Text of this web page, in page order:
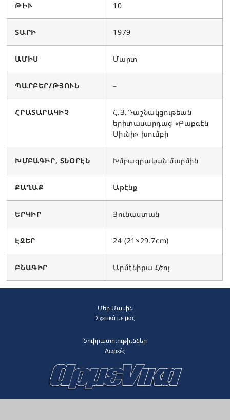
ԹԻՒ 10
ՏԱՐԻ 1979
ԱՄԻՍ Մարտ
ՊԱՐԲԵՐ/ԹՅՈՒՆ –
ՀՐԱՏԱՐԱԿԻՉ
Հ.Յ.Դաշնակցութեան
երիտասարդաց «Բաբգէն
Սիւնի» խումբի
ԽՄԲԱԳԻՐ, ՏՆՕՐԷՆ Խմբագրական մարմին
ՔԱՂԱՔ Աթէնք
ԵՐԿԻՐ Յունաստան
ԷՋԵՐ 24 (21×29.7cm)
ԲՆԱԳԻՐ Արմէնիքա Հծոյ
Մեր Մասին
Σχετικά με μας
Նուիրատուութիւններ
Δωρεές